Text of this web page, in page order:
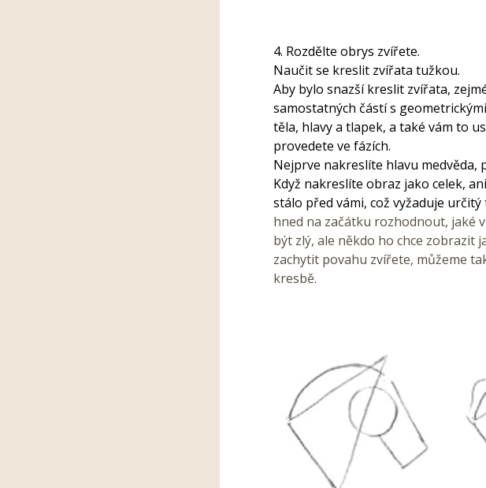
4. Rozdělte obrys zvířete.
Naučit se kreslit zvířata tužkou.
Aby bylo snazší kreslit zvířata,
samostatných částí s
těla, hlavy a tlapek, a také vám to
provedete ve fázích.
Nejprve nakreslíte hlavu
Když nakreslíte obraz jako celek,
stálo před vámi, což vyžaduje
hned na začátku rozhodnout, jaké
být zlý, ale někdo ho chce zobrazit
zachytit povahu zvířete, můžeme
kresbě.